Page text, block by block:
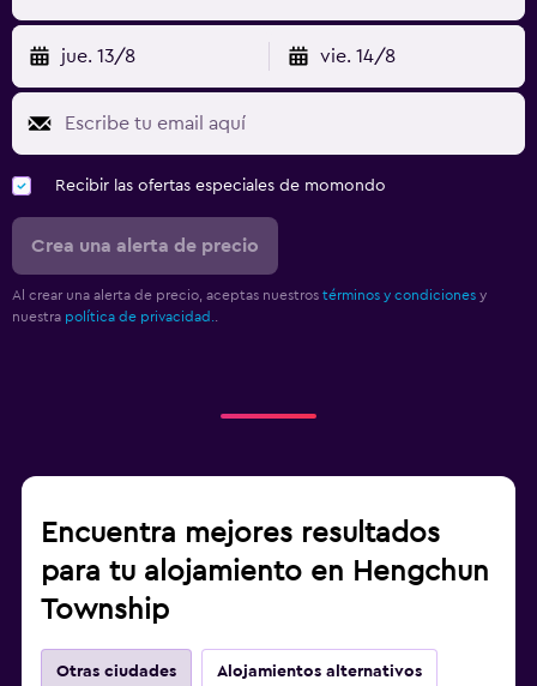
jue. 13/8 vie. 14/8
Recibir las ofertas especiales de momondo
Crea una alerta de precio
Al crear una alerta de precio, aceptas nuestros términos y condiciones y
nuestra política de privacidad.
Encuentra mejores resultados
para tu alojamiento en Hengchun
Township
Otras ciudades Alojamientos alternativos